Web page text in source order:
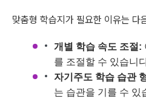
맞춤형 학습지가 필요한 이유는 다
개별 학습 속도 조절:
를 조절할 수 있습니
자기주도 학습 습관
는 습관을 기를 수 있